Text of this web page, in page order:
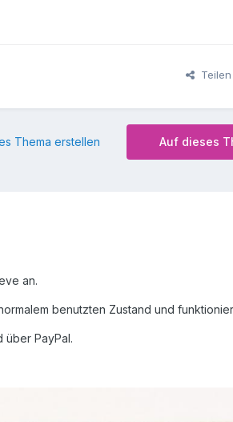
Teilen
Auf dieses
Thema erstellen
an.
benutzten Zustand und
über PayPal.